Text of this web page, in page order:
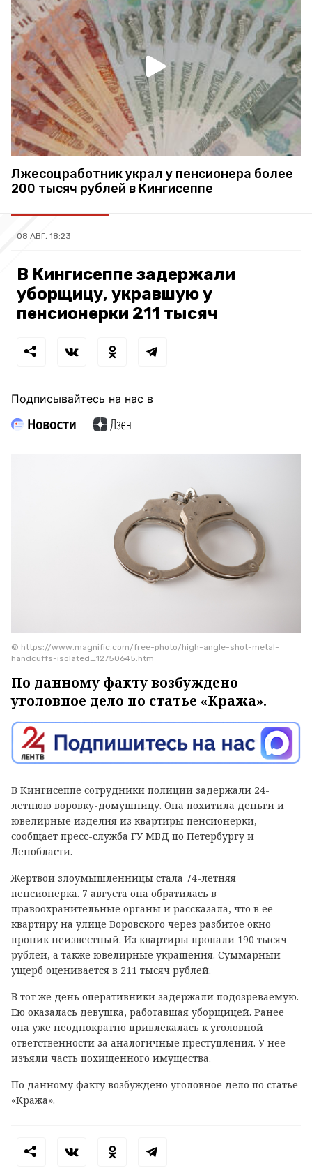
Лжесоцработник украл у пенсионера более
200 тысяч рублей в Кингисеппе
08 АВГ, 18:23
В Кингисеппе задержали
уборщицу, укравшую у
пенсионерки 211 тысяч
Подписывайтесь на нас в
© https://www.magnific.com/free-photo/high-angle-shot-metal-
handcuffs-isolated_12750645.htm
По данному факту возбуждено
уголовное дело по статье «Кража».
В Кингисеппе сотрудники полиции задержали 24-
летнюю воровку-домушницу. Она похитила деньги и
ювелирные изделия из квартиры пенсионерки,
сообщает пресс-служба ГУ МВД по Петербургу и
Ленобласти.
Жертвой злоумышленницы стала 74-летняя
пенсионерка. 7 августа она обратилась в
правоохранительные органы и рассказала, что в ее
квартиру на улице Воровского через разбитое окно
проник неизвестный. Из квартиры пропали 190 тысяч
рублей, а также ювелирные украшения. Суммарный
ущерб оценивается в 211 тысяч рублей.
В тот же день оперативники задержали подозреваемую.
Ею оказалась девушка, работавшая уборщицей. Ранее
она уже неоднократно привлекалась к уголовной
ответственности за аналогичные преступления. У нее
изъяли часть похищенного имущества.
По данному факту возбуждено уголовное дело по статье
«Кража».